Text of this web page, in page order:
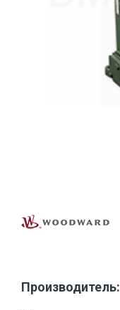
Производитель: